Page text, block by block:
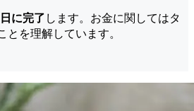
に完了 します。お金に関してはタ
を理解しています。